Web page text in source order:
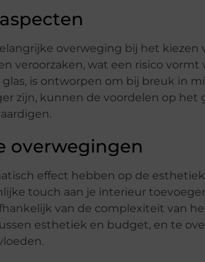
overweging bij het kiezen
veroorzaken, wat een risico
is ontworpen om bij breuk in
zijn, kunnen de voordelen op
overwegingen
effect hebben op de
touch aan je interieur
van de complexiteit van
esthetiek en budget, en te